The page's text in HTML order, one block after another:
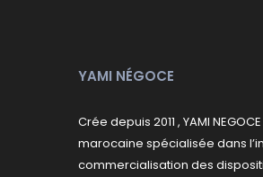
YAMI NÉGOCE
Crée depuis 2011 , YAMI
marocaine spécialisée dans
commercialisation des